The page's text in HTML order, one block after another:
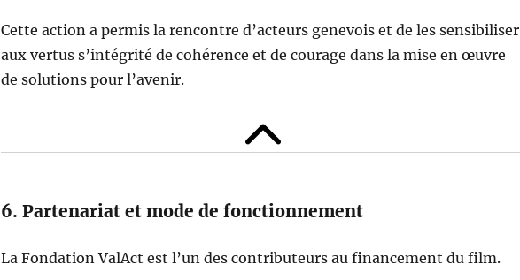
Cette action a permis la rencontre d’acteurs genevois et de les sensibiliser
aux vertus s’intégrité de cohérence et de courage dans la mise en œuvre
de solutions pour l’avenir.
6. Partenariat et mode de fonctionnement
La Fondation ValAct est l’un des contributeurs au financement du film.